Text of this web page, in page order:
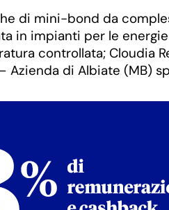
di mini-bond da
in impianti per le
controllata; Cloudia
Azienda di Albiate